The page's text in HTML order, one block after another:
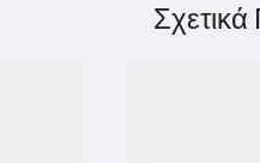
Σχετικά